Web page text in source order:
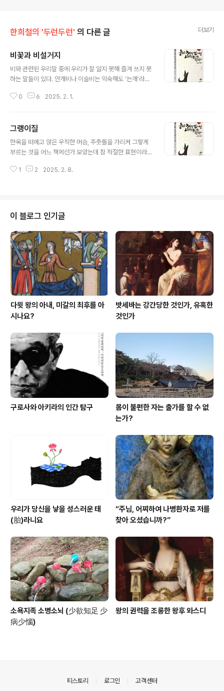
한희철의 '두런두런' 의 다른 글 더보기
비꽃과 비설거지
비와 관련된 우리말 중에 우리가 잘 알지 못해 즐겨 쓰지 못
하는 말들이 있다. 안개비나 이슬비는 익숙해도 ‘는개’라는
를 는개라 불렀다. 채찍처럼 쏟아진다고 하여 ‘채찍비’도 있
해가 나면서 내리는 비는 ‘해비’나 ‘여우비’, 겨우 먼지나 날
리지 않을 정도로 내리는 비는 ‘먼지잼’이었다. 우리 조상들
은 이 세상에서 가장 좋은 냄새를 ‘석 달 가뭄 끝에 하늘에
던데, 가뭄 끝에 내리는 비는 너무 고마워서 ‘단비’ 혹 은 ‘약
0 6 2025. 2. 1.
그랭이질
한옥을 떠메고 앉은 우직한 머슴, 주춧돌을 가리켜 그렇게
부르는 것을 어느 책에선가 보았는데 참 적절한 표현이라
기둥을 떠받치는 주춧돌 역시 중요하다. 사람들은 기둥에
어진 역할을 묵묵히 감당하니, 주춧돌을 두고 우직한 머슴
이라 부른 것은 제격이다 싶다. 한옥을 지으며 기둥을 세울
땐 맨땅이 아닌 주춧돌 위에 세워 나무로 된 기둥이 비나 습
기에 상하지 않도록 했다. 주춧돌을 놓을 때 당연히 돌의 표
면이 반반한 모양이어야 쓸모가 있을 것 같지만 꼭 그런 것
은 아니었다. 울퉁불퉁한 자연석..
1 2 2025. 2. 8.
이 블로그 인기글
다윗 왕의 아내, 미갈의 최후를 아
시나요?
밧세바는 강간당한 것인가, 유혹한
것인가
구로사와 아키라의 인간 탐구
몸이 불편한 자는 출가를 할 수 없
는가?
우리가 당신을 낳을 성스러운 태
(胎)라니요
“주님, 어찌하여 나병환자로 저를
찾아 오셨습니까?”
소욕지족 소병소뇌 (少欲知足 少
病少惱)
왕의 권력을 조롱한 왕후 와스디
티스토리 로그인 고객센터